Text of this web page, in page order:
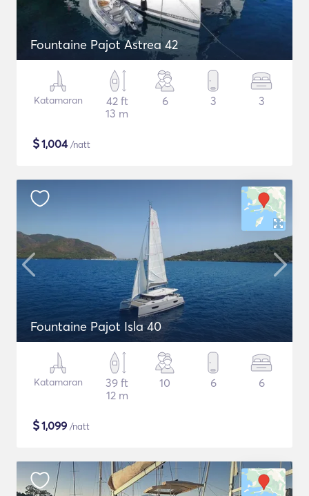
Fountaine Pajot Astrea 42
Katamaran
42 ft
13 m
6 3 3
$1,004/natt
Fountaine Pajot Isla 40
Katamaran
39 ft
12 m
10 6 6
$1,099 /natt